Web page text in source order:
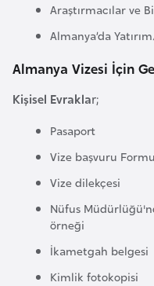
Araştırmacılar ve
Almanya’da
Almanya Vizesi İçin
Kişisel Evraklar;
Pasaport
Vize başvuru Formu
Vize dilekçesi
Nüfus
örneği
İkametgah belgesi
Kimlik fotokopisi
B